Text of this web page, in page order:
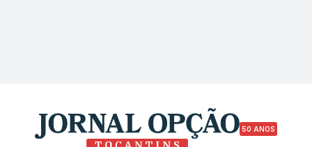
50 ANOS